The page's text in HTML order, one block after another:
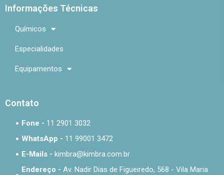
Informações Técnicas
Químicos
Especialidades
Equipamentos
Contato
Fone - 11 2901 3032
WhatsApp - 11 99001 3472
E-Mails -kimbra@kimbra.com.br
Endereço -Av. Nadir Dias de Figueiredo, 568 - Vila Maria